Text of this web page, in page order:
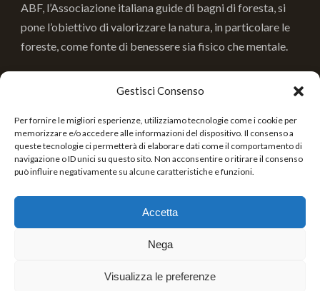
Gestisci Consenso
Per fornire le migliori esperienze, utilizziamo tecnologie come i cookie per
memorizzare e/o accedere alle informazioni del dispositivo. Il consenso a
queste tecnologie ci permetterà di elaborare dati come il comportamento di
navigazione o ID unici su questo sito. Non acconsentire o ritirare il consenso
può influire negativamente su alcune caratteristiche e funzioni.
Accetta
Nega
Visualizza le preferenze
ABF, l’Associazione italiana guide di bagni di foresta, si
pone l’obiettivo di valorizzare la natura, in particolare le
foreste, come fonte di benessere sia fisico che mentale.
Associazione Italiana guide di Bagni di Foresta
Cod. Fisc. 91022680036
Informativa Privacy
associazioneabf@gmail.com